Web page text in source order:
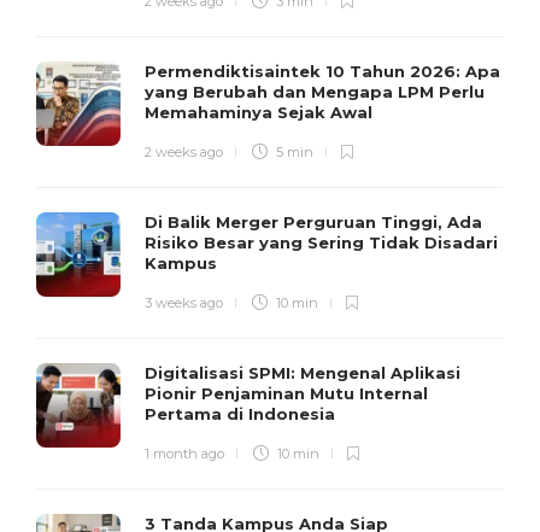
Permendiktisaintek 10 Tahun 2026: Apa
yang Berubah dan Mengapa LPM Perlu
Memahaminya Sejak Awal
2 weeks ago 5 min
Di Balik Merger Perguruan Tinggi, Ada
Risiko Besar yang Sering Tidak Disadari
Kampus
3 weeks ago 10 min
Digitalisasi SPMI: Mengenal Aplikasi
Pionir Penjaminan Mutu Internal
Pertama di Indonesia
1 month ago 10 min
3 Tanda Kampus Anda Siap